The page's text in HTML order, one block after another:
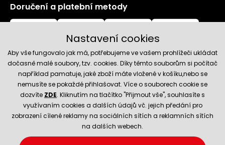
Doručení a platební metody
Spolehlivý obchod
Nastavení cookies
Aby vše fungovalo jak má, potřebujeme ve vašem prohlížeči ukládat
dočasně malé soubory, tzv. cookies. Díky těmto souborům si počítač
například pamatuje, jaké zboží máte vložené v košíku,nebo se
nemusíte se pokaždé přihlašovat. Více o souborech cookie se
dozvíte ZDE. Kliknutím na tlačítko "Přijmout vše", souhlasíte s
využívaním cookies a dalších údajů vč. jejich předání pro
zobrazení cílené reklamy na sociálních sítích a reklamních sítích
na dalších webech.